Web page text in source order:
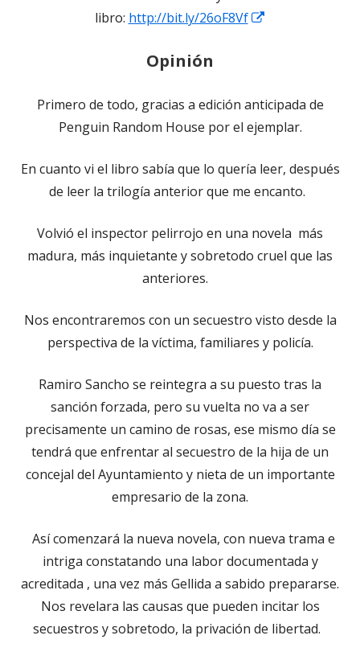
ventana
libro: http://bit.ly/26oF8Vf
nueva
Opinión
Primero de todo, gracias a edición anticipada de
Penguin Random House por el ejemplar.
En cuanto vi el libro sabía que lo quería leer, después
de leer la trilogía anterior que me encanto.
Volvió el inspector pelirrojo en una novela más
madura, más inquietante y sobretodo cruel que las
anteriores.
Nos encontraremos con un secuestro visto desde la
perspectiva de la víctima, familiares y policía.
Ramiro Sancho se reintegra a su puesto tras la
sanción forzada, pero su vuelta no va a ser
precisamente un camino de rosas, ese mismo día se
tendrá que enfrentar al secuestro de la hija de un
concejal del Ayuntamiento y nieta de un importante
empresario de la zona.
Así comenzará la nueva novela, con nueva trama e
intriga constatando una labor documentada y
acreditada , una vez más Gellida a sabido prepararse.
Nos revelara las causas que pueden incitar los
secuestros y sobretodo, la privación de libertad.